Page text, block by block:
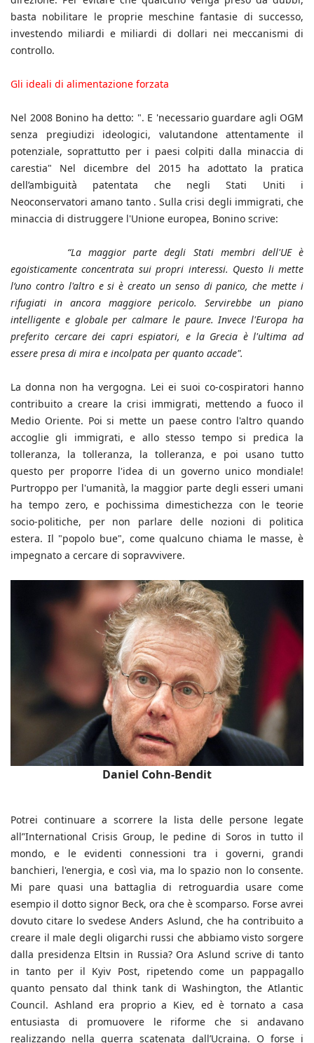
basta nobilitare le proprie meschine fantasie di successo,
investendo miliardi e miliardi di dollari nei meccanismi di
controllo.
Gli ideali di alimentazione forzata
Nel 2008 Bonino ha detto: ". E 'necessario guardare agli OGM
senza pregiudizi ideologici, valutandone attentamente il
potenziale, soprattutto per i paesi colpiti dalla minaccia di
carestia" Nel dicembre del 2015 ha adottato la pratica
dell’ambiguità patentata che negli Stati Uniti i
Neoconservatori amano tanto . Sulla crisi degli immigrati, che
minaccia di distruggere l'Unione europea, Bonino scrive:
“La maggior parte degli Stati membri dell'UE è
egoisticamente concentrata sui propri interessi. Questo li mette
l’uno contro l'altro e si è creato un senso di panico, che mette i
rifugiati in ancora maggiore pericolo. Servirebbe un piano
intelligente e globale per calmare le paure. Invece l'Europa ha
preferito cercare dei capri espiatori, e la Grecia è l'ultima ad
essere presa di mira e incolpata per quanto accade".
La donna non ha vergogna. Lei ei suoi co-cospiratori hanno
contribuito a creare la crisi immigrati, mettendo a fuoco il
Medio Oriente. Poi si mette un paese contro l'altro quando
accoglie gli immigrati, e allo stesso tempo si predica la
tolleranza, la tolleranza, la tolleranza, e poi usano tutto
questo per proporre l'idea di un governo unico mondiale!
Purtroppo per l'umanità, la maggior parte degli esseri umani
ha tempo zero, e pochissima dimestichezza con le teorie
socio-politiche, per non parlare delle nozioni di politica
estera. Il "popolo bue", come qualcuno chiama le masse, è
impegnato a cercare di sopravvivere.
Daniel Cohn-Bendit
Potrei continuare a scorrere la lista delle persone legate
all’'International Crisis Group, le pedine di Soros in tutto il
mondo, e le evidenti connessioni tra i governi, grandi
banchieri, l'energia, e così via, ma lo spazio non lo consente.
Mi pare quasi una battaglia di retroguardia usare come
esempio il dotto signor Beck, ora che è scomparso. Forse avrei
dovuto citare lo svedese Anders Aslund, che ha contribuito a
creare il male degli oligarchi russi che abbiamo visto sorgere
dalla presidenza Eltsin in Russia? Ora Aslund scrive di tanto
in tanto per il Kyiv Post, ripetendo come un pappagallo
quanto pensato dal think tank di Washington, the Atlantic
Council. Ashland era proprio a Kiev, ed è tornato a casa
entusiasta di promuovere le riforme che si andavano
realizzando nella guerra scatenata dall’Ucraina. O forse i